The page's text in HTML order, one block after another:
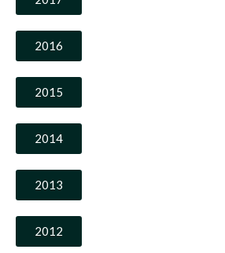
2016
2015
2014
2013
2012